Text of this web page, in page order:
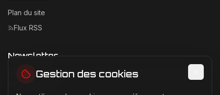
Plan du site
Flux RSS
Newsletter
Recevez les dernières actualités Ferrari directement dans
Gestion des cookies